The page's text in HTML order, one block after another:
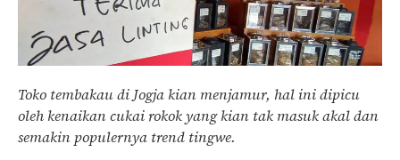
Toko tembakau di Jogja kian menjamur, hal ini dipicu
oleh kenaikan cukai rokok yang kian tak masuk akal dan
semakin populernya trend tingwe.